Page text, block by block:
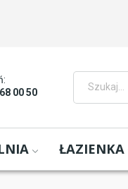
00 50
ŁAZIENKA